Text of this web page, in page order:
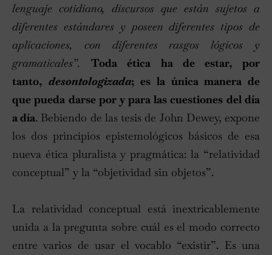
lenguaje cotidiano, discursos que están sujetos a
diferentes estándares y poseen diferentes tipos de
aplicaciones, con diferentes rasgos lógicos y
gramaticales”.Toda ética ha de estar, por
tanto, desontologizada; es la única manera de
que pueda darse por y para las cuestiones del día
a día. Bebiendo de las tesis de John Dewey, expone
los dos principios epistemológicos básicos de esa
nueva ética pluralista y pragmática: la “relatividad
conceptual” y la “objetividad sin objetos”.
La relatividad conceptual está inextricablemente
unida a la pregunta sobre cuál es el modo correcto
entre varios de usar el vocablo “existir”. Es una